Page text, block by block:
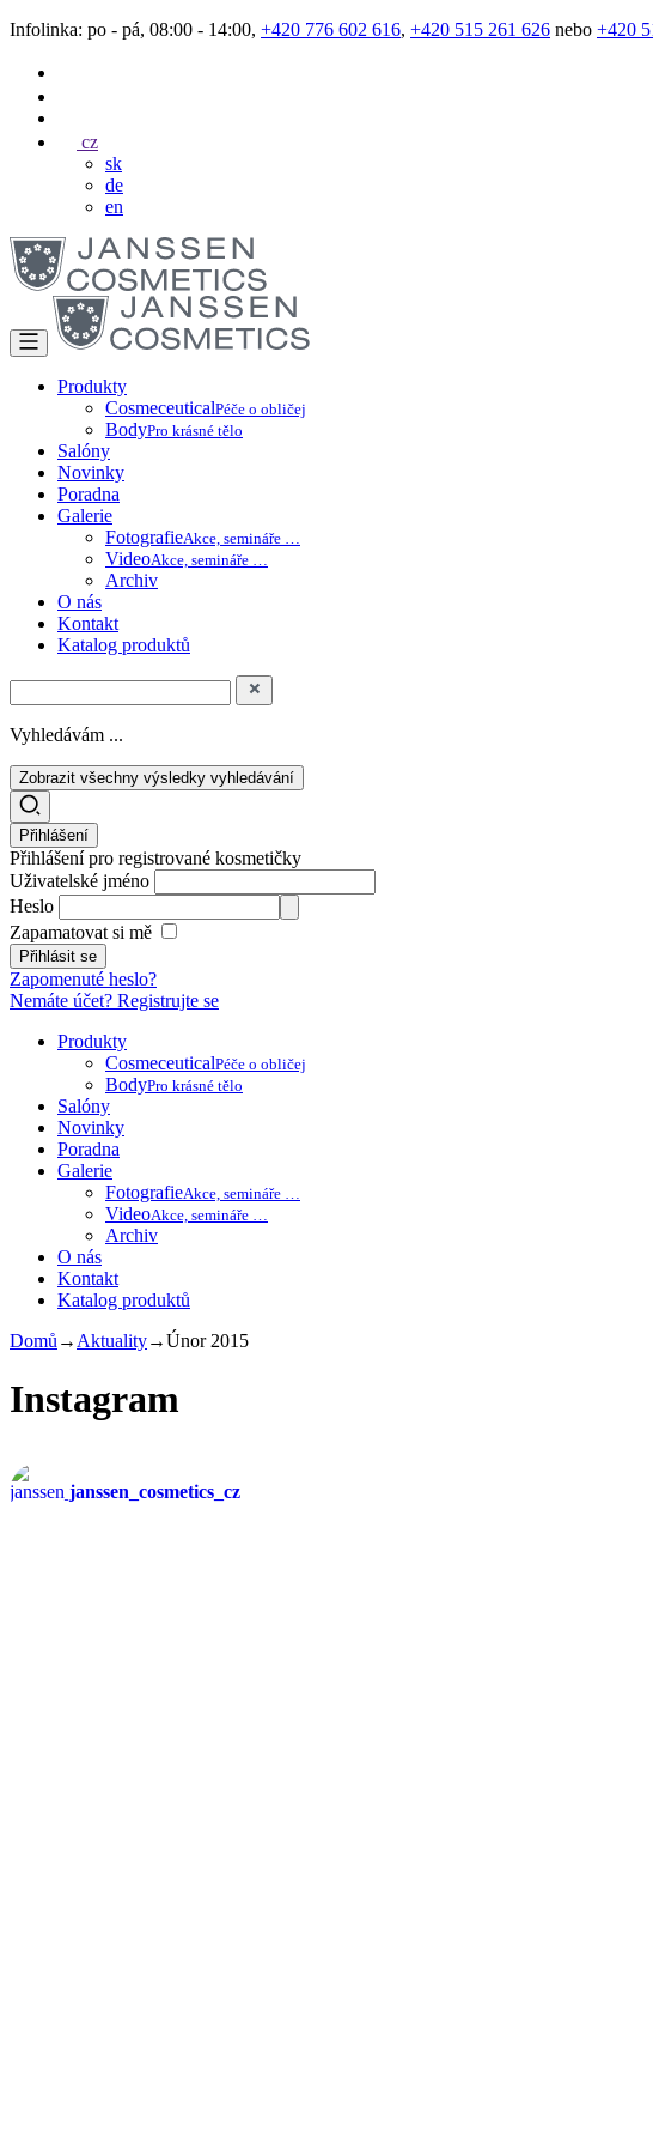
Infolinka: po - pá, 08:00 - 14:00, +420 776 602 616, +420 515 261 626 nebo +420
cz
sk
de
en
Produkty
CosmeceuticalPéče o obličej
BodyPro krásné tělo
Salóny
Novinky
Poradna
Galerie
FotografieAkce, semináře …
VideoAkce, semináře …
Archiv
O nás
Kontakt
Katalog produktů
Vyhledávám ...
Zobrazit všechny výsledky vyhledávání
Přihlášení
Přihlášení pro registrované kosmetičky
Uživatelské jméno
Heslo
Zapamatovat si mě
Zapomenuté heslo?
Nemáte účet? Registrujte se
Produkty
CosmeceuticalPéče o obličej
BodyPro krásné tělo
Salóny
Novinky
Poradna
Galerie
FotografieAkce, semináře …
VideoAkce, semináře …
Archiv
O nás
Kontakt
Katalog produktů
Domů → Aktuality→Únor 2015
Instagram
janssen_cosmetics_cz